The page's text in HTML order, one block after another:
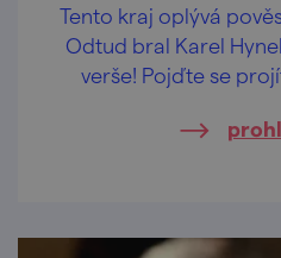
Tento kraj oplývá
Odtud bral Karel
verše! Pojďte se
vzduch. Kouzelné